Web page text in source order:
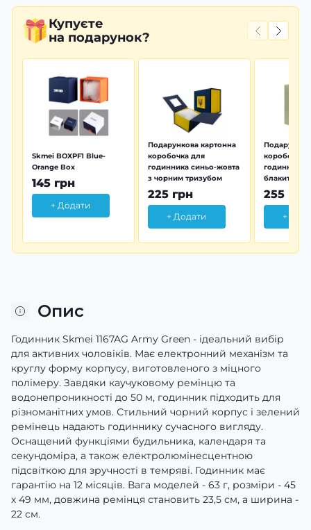
Купуєте
на подарунок?
Skmei BOXPF1 Blue-
Orange Box
145 грн
+ Додати
Подарункова картонна
коробочка для
годинника синьо-жовта
з чорним тризубом
225 грн
+ Додати
коробочка
годинника
блакитна
255 грн
+
Опис
Годинник Skmei 1167AG Army Green - ідеальний вибір
для активних чоловіків. Має електронний механізм та
круглу форму корпусу, виготовленого з міцного
полімеру. Завдяки каучуковому ремінцю та
водонепроникності до 50 м, годинник підходить для
різноманітних умов. Стильний чорний корпус і зелений
ремінець надають годиннику сучасного вигляду.
Оснащений функціями будильника, календаря та
секундоміра, а також електролюмінесцентною
підсвіткою для зручності в темряві. Годинник має
гарантію на 12 місяців. Вага моделей - 63 г, розміри - 45
х 49 мм, довжина ремінця становить 23,5 см, а ширина -
22 см.